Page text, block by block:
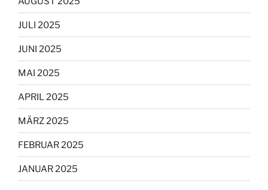
JULI 2025
JUNI 2025
MAI 2025
APRIL 2025
MÄRZ 2025
FEBRUAR 2025
JANUAR 2025